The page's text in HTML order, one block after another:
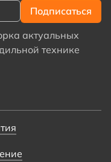
актуальных
технике